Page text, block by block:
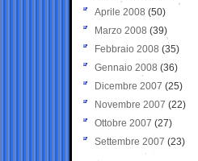
Aprile 2008 (50)
Marzo 2008 (39)
Febbraio 2008 (35)
Gennaio 2008 (36)
Dicembre 2007 (25)
Novembre 2007 (22)
Ottobre 2007 (27)
Settembre 2007 (23)